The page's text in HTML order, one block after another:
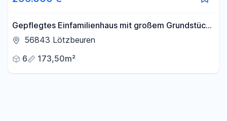
Gepflegtes Einfamilienhaus mit großem Grundstück
zu verkaufen
56843 Lötzbeuren
6
173,50m²